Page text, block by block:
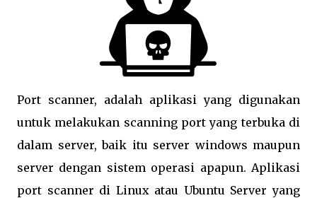
Port scanner, adalah aplikasi yang digunakan
untuk melakukan scanning port yang terbuka di
dalam server, baik itu server windows maupun
server dengan sistem operasi apapun. Aplikasi
port scanner di Linux atau Ubuntu Server yang